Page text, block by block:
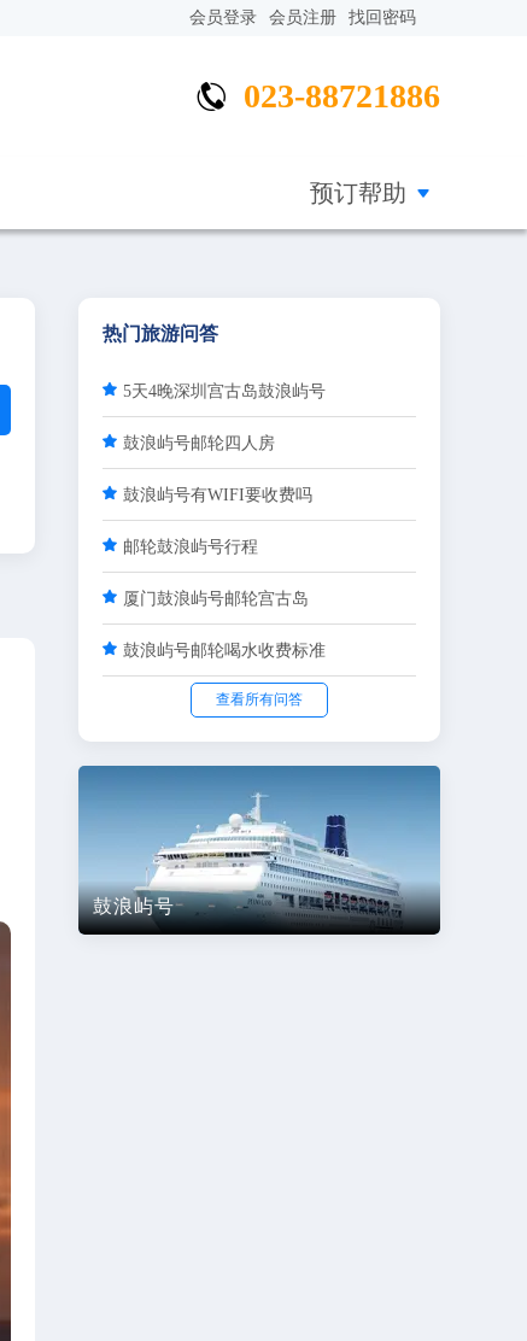
会员登录 会员注册 找回密码
 023-88721886
预订帮助 
热门旅游问答
 5天4晚深圳宫古岛鼓浪屿号
 鼓浪屿号邮轮四人房
 鼓浪屿号有WIFI要收费吗
 邮轮鼓浪屿号行程
 厦门鼓浪屿号邮轮宫古岛
 鼓浪屿号邮轮喝水收费标准
查看所有问答
鼓浪屿号